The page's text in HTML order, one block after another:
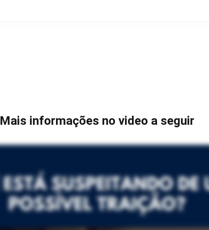
Mais informações no video a seguir